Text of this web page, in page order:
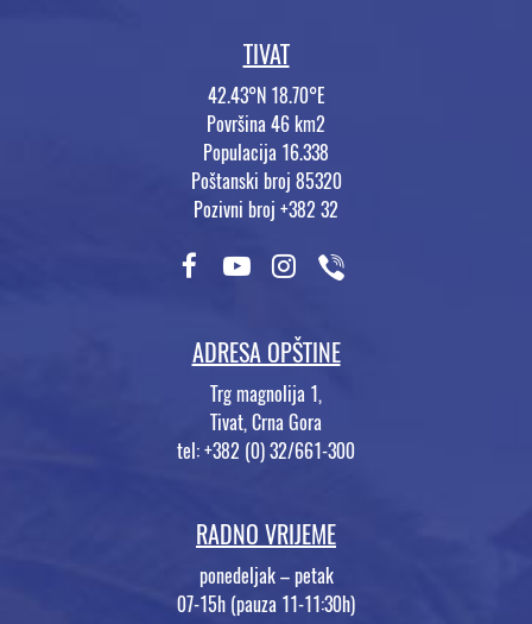
TIVAT
42.43°N 18.70°E
Površina 46 km2
Populacija 16.338
Poštanski broj 85320
Pozivni broj +382 32
ADRESA OPŠTINE
Trg magnolija 1,
Tivat, Crna Gora
tel: +382 (0) 32/661-300
RADNO VRIJEME
ponedeljak – petak
07-15h (pauza 11-11:30h)